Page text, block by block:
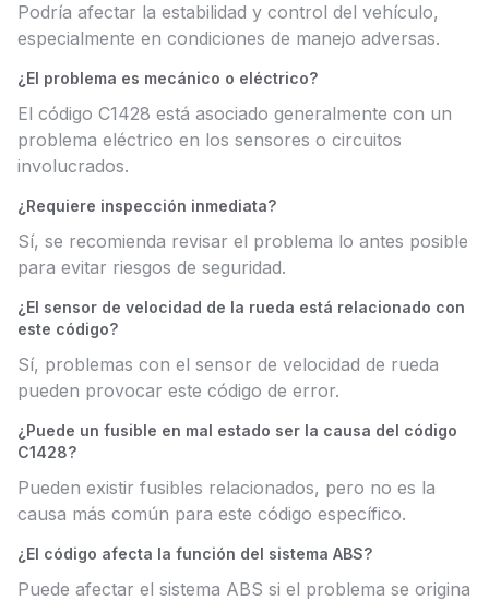
Podría afectar la estabilidad y control del vehículo,
especialmente en condiciones de manejo adversas.
¿El problema es mecánico o eléctrico?
El código C1428 está asociado generalmente con un
problema eléctrico en los sensores o circuitos
involucrados.
¿Requiere inspección inmediata?
Sí, se recomienda revisar el problema lo antes posible
para evitar riesgos de seguridad.
¿El sensor de velocidad de la rueda está relacionado con
este código?
Sí, problemas con el sensor de velocidad de rueda
pueden provocar este código de error.
¿Puede un fusible en mal estado ser la causa del código
C1428?
Pueden existir fusibles relacionados, pero no es la
causa más común para este código específico.
¿El código afecta la función del sistema ABS?
Puede afectar el sistema ABS si el problema se origina